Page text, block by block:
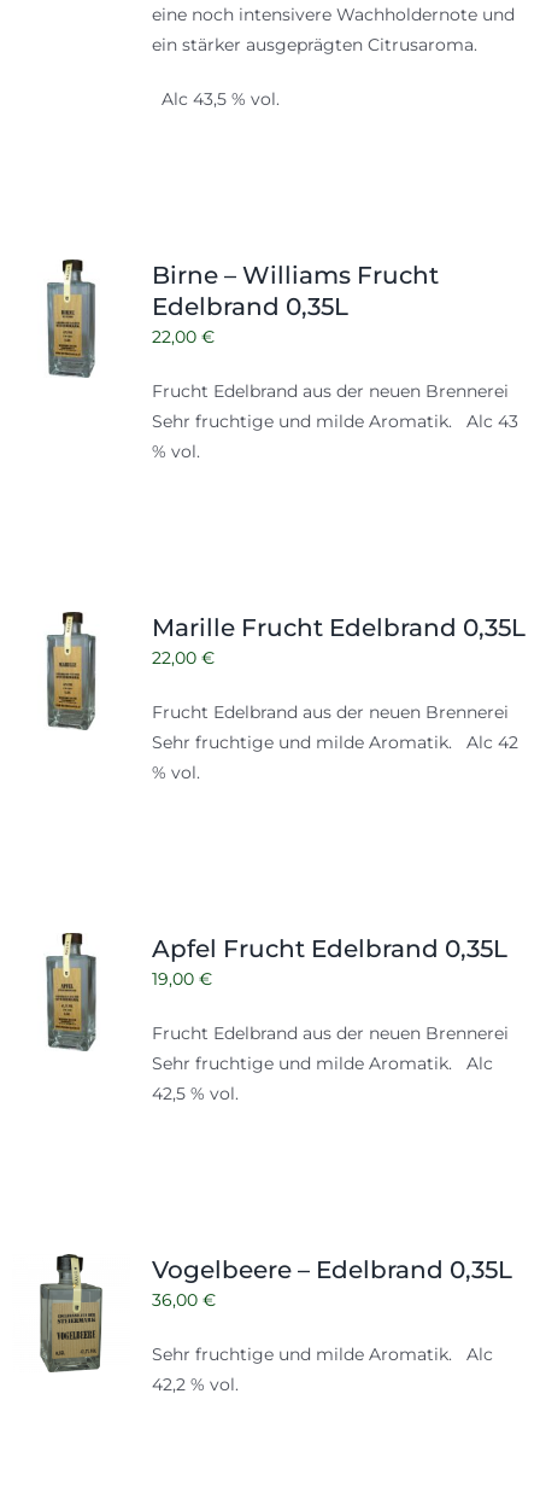
eine noch intensivere Wachholdernote und
ein stärker ausgeprägten Citrusaroma.
Alc 43,5 % vol.
Birne – Williams Frucht
Edelbrand 0,35L
22,00 €
Frucht Edelbrand aus der neuen Brennerei
Sehr fruchtige und milde Aromatik. Alc 43
% vol.
Marille Frucht Edelbrand 0,35L
22,00 €
Frucht Edelbrand aus der neuen Brennerei
Sehr fruchtige und milde Aromatik. Alc 42
% vol.
Apfel Frucht Edelbrand 0,35L
19,00 €
Frucht Edelbrand aus der neuen Brennerei
Sehr fruchtige und milde Aromatik. Alc
42,5 % vol.
Vogelbeere – Edelbrand 0,35L
36,00 €
Sehr fruchtige und milde Aromatik. Alc
42,2 % vol.